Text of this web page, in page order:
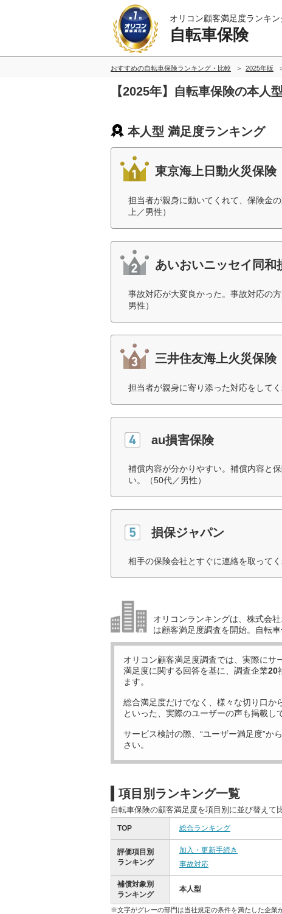
オリコン顧客満足度ランキン
自転車保険
おすすめの自転車保険ランキング・比較 2025年版
【2025年】自転車保険の本人
本人型 満足度ランキング
東京海上日動火災保険
担当者が親身に動いてくれて、保険金
上／男性）
あいおいニッセイ同和
事故対応が大変良かった。事故対応の
男性）
三井住友海上火災保険
担当者が親身に寄り添った対応をして
au損害保険
補償内容が分かりやすい。補償内容と
い。（50代／男性）
損保ジャパン
相手の保険会社とすぐに連絡を取ってく
オリコンランキングは、株式会
は顧客満足度調査を開始。自転
オリコン顧客満足度調査では、実際にサ
満足度に関する回答を基に、調査企業20
ます。
総合満足度だけでなく、様々な切り口か
といった、実際のユーザーの声も掲載し
サービス検討の際、“ユーザー満足度”か
さい。
項目別ランキング一覧
自転車保険の顧客満足度を項目別に並び替えて
TOP 総合ランキング
評価項目別
ランキング
加入・更新手続き
事故対応
補償対象別
ランキング
本人型
※文字がグレーの部門は当社規定の条件を満たした企業